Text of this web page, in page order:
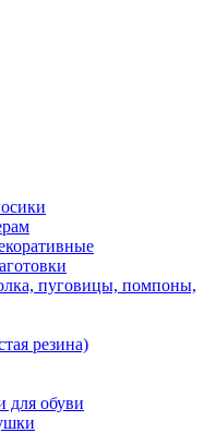
пуговицы, помпоны,
резина)
для обуви